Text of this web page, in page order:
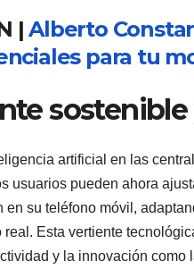
|Alberto
para tu
artificial en las
usuarios pueden ahora
en su teléfono móvil,
real. Esta vertiente
y la innovación